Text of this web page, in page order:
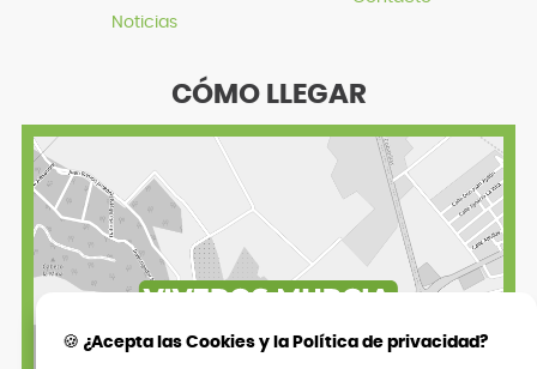
Noticias
CÓMO LLEGAR
🍪 ¿Acepta las Cookies y la Política de privacidad?